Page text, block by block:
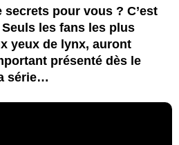
secrets pour vous ? C’est
les fans les plus
yeux de lynx, auront
présenté dès le
série…